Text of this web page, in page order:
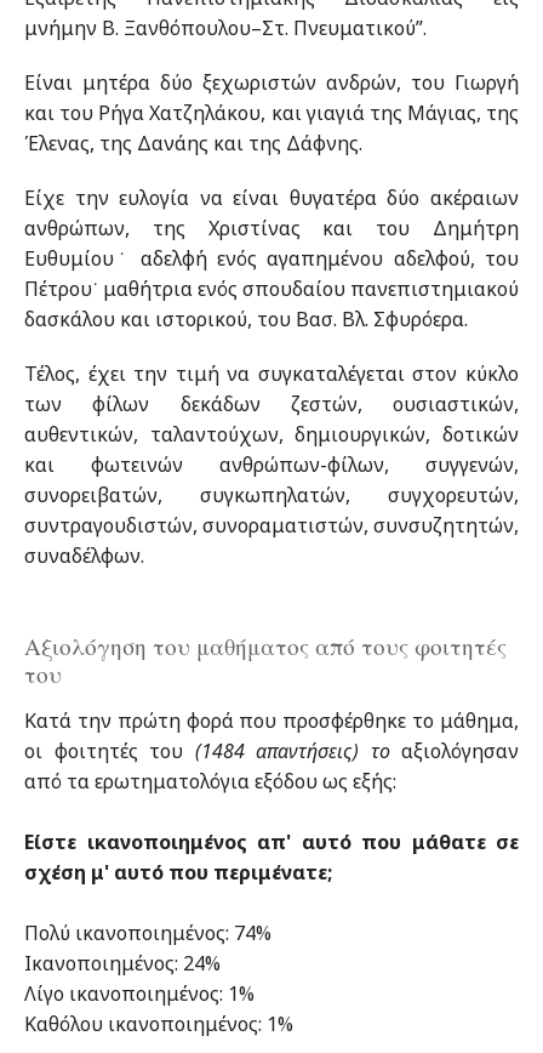
μνήμην Β. Ξανθόπουλου–Στ. Πνευματικού”.
Είναι μητέρα δύο ξεχωριστών ανδρών, του Γιωργή
και του Ρήγα Χατζηλάκου, και γιαγιά της Μάγιας, της
Έλενας, της Δανάης και της Δάφνης.
Είχε την ευλογία να είναι θυγατέρα δύο ακέραιων
ανθρώπων, της Χριστίνας και του Δημήτρη
Ευθυμίου˙ αδελφή ενός αγαπημένου αδελφού, του
Πέτρου˙ μαθήτρια ενός σπουδαίου πανεπιστημιακού
δασκάλου και ιστορικού, του Βασ. Βλ. Σφυρόερα.
Τέλος, έχει την τιμή να συγκαταλέγεται στον κύκλο
των φίλων δεκάδων ζεστών, ουσιαστικών,
αυθεντικών, ταλαντούχων, δημιουργικών, δοτικών
και φωτεινών ανθρώπων-φίλων, συγγενών,
συνορειβατών, συγκωπηλατών, συγχορευτών,
συντραγουδιστών, συνοραματιστών, συνσυζητητών,
συναδέλφων.
Αξιολόγηση του μαθήματος από τους φοιτητές
του
Κατά την πρώτη φορά που προσφέρθηκε το μάθημα,
οι φοιτητές του (1484 απαντήσεις) το αξιολόγησαν
από τα ερωτηματολόγια εξόδου ως εξής:
Είστε ικανοποιημένος απ' αυτό που μάθατε σε
σχέση μ' αυτό που περιμένατε;
Πολύ ικανοποιημένος: 74%
Ικανοποιημένος: 24%
Λίγο ικανοποιημένος: 1%
Καθόλου ικανοποιημένος: 1%